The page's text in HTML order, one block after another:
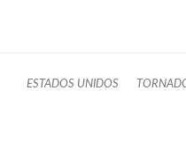
ESTADOS UNIDOS